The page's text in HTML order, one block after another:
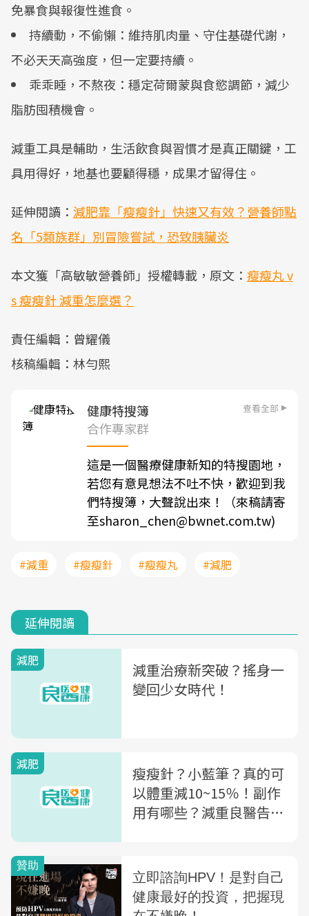
免暴食與報復性進食。
持續動，不偷懶：維持肌肉量、守住基礎代謝，
不必天天高強度，但一定要持續。
乖乖睡，不熬夜：穩定荷爾蒙與食慾調節，減少
脂肪囤積機會。
減重工具是輔助，生活飲食與習慣才是真正關鍵，工
具用得好，地基也要顧得穩，成果才留得住。
延伸閱讀： 減肥靠「瘦瘦針」快速又有效？營養師點
名「5類族群」別冒險嘗試，恐致胰臟炎
本文獲「高敏敏營養師」授權轉載，原文： 瘦瘦丸 v
s 瘦瘦針 減重怎麼選？
責任編輯：曾耀儀
核稿編輯：林勻熙
健康特搜簿 查看全部
合作專家群
這是一個醫療健康新知的特搜園地，
若您有意見想法不吐不快，歡迎到我
們特搜簿，大聲說出來！（來稿請寄
至sharon_chen@bwnet.com.tw)
#減重 #瘦瘦針 #瘦瘦丸 #減肥
延伸閱讀
減肥
減重治療新突破？搖身一
變回少女時代！
減肥
瘦瘦針？小藍筆？真的可
以體重減10~15％！副作
用有哪些？減重良醫告訴